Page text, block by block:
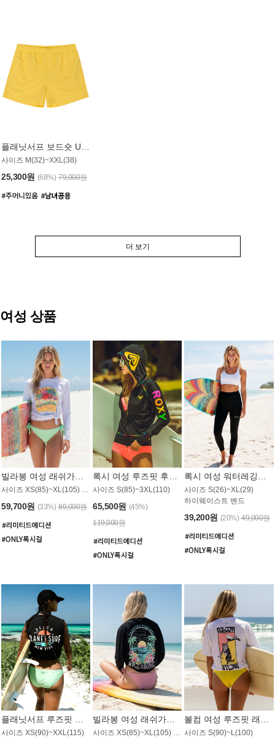
플래닛서프 보드숏 UMB008YPS
사이즈 M(32)~XXL(38)
25,300원 (68%) 79,000원
더 보기
여성 상품
59,700원 (33%) 89,000원
사이즈 S(85)~3XL(110)
65,500원 (45%)
119,000원
사이즈 S(26)~XL(29)
하이웨이스트 밴드
39,200원 (20%) 49,000원
사이즈 XS(90)~XXL(115) 사이즈 XS(85)~XL(105) / 오버핏 사이즈 S(90)~L(100)